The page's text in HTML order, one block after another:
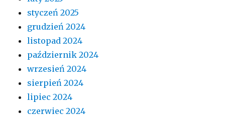
styczeń 2025
grudzień 2024
listopad 2024
październik 2024
wrzesień 2024
sierpień 2024
lipiec 2024
czerwiec 2024